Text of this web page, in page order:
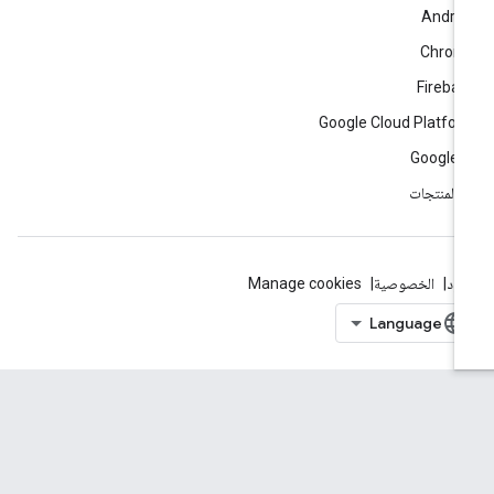
Google Cloud
Google
المنتجات
الخصوصية Manage cookies